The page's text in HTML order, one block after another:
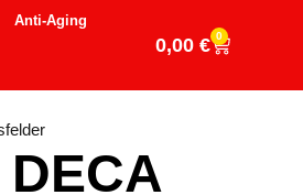
Anti-Aging
0,00 € 0